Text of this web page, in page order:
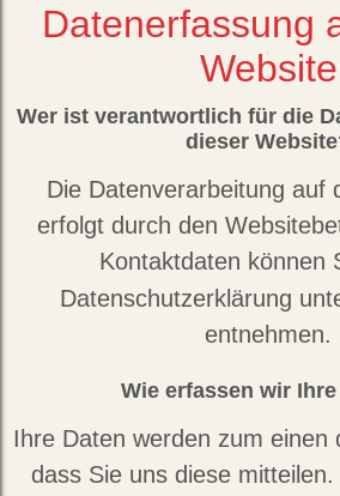
Datenerfassung
Website
Wer ist verantwortlich für die
dieser
Die Datenverarbeitung auf
erfolgt durch den
Kontaktdaten können
Datenschutzerklärung
entnehmen.
Wie erfassen wir
Ihre Daten werden zum einen
dass Sie uns diese